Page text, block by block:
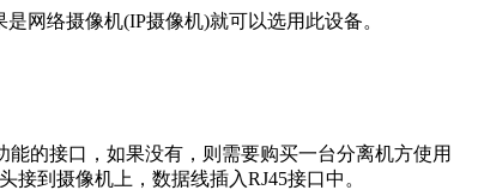
网络摄像机(IP摄像机)就可以选用此设备。
的接口，如果没有，则需要购买一台分离机方使用
到摄像机上，数据线插入RJ45接口中。